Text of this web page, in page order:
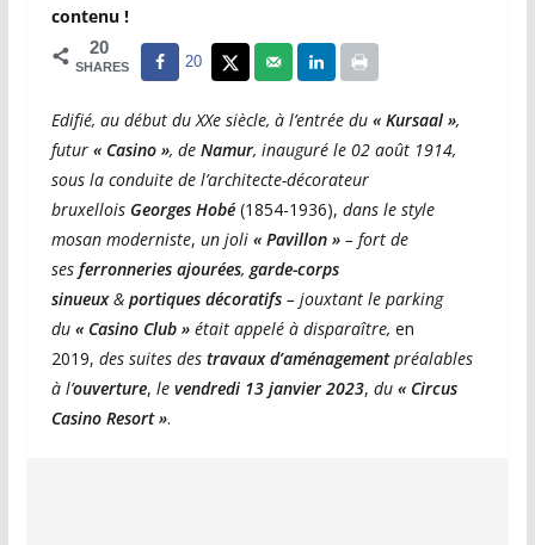
contenu !
20
SHARES 20
Edifié, au début du XXe siècle, à l’entrée du « Kursaal »,
futur « Casino », de Namur, inauguré le 02 août 1914,
sous la conduite de l’architecte-décorateur
bruxellois Georges Hobé (1854-1936), dans le style
mosan moderniste, un joli« Pavillon »– fort de
ses ferronneries ajourées, garde-corps
sinueux& portiques décoratifs– jouxtant le parking
du « Casino Club »était appelé à disparaître, en
2019, des suites destravaux d’aménagementpréalables
à l’ouverture, levendredi 13 janvier 2023, du « Circus
Casino Resort ».